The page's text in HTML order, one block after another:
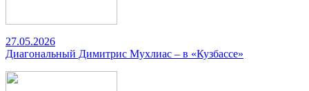
27.05.2026
Диагональный Димитрис Мухлиас – в «Кузбассе»